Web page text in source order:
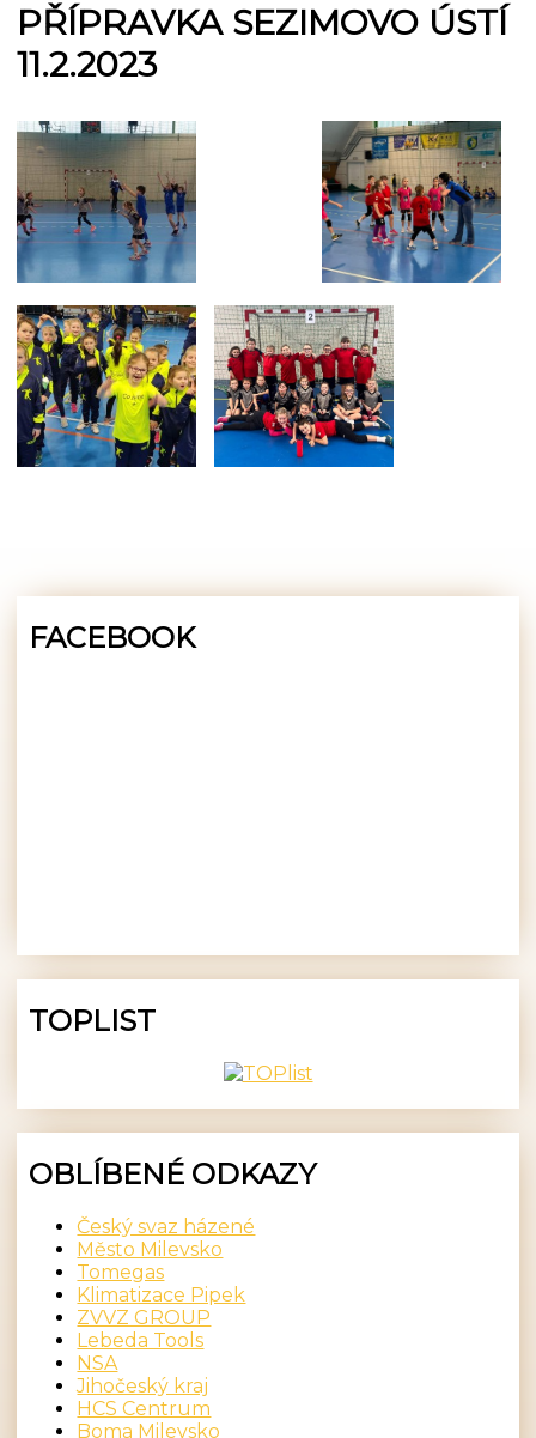
PŘÍPRAVKA SEZIMOVO ÚSTÍ
11.2.2023
FACEBOOK
TOPLIST
OBLÍBENÉ ODKAZY
Český svaz házené
Město Milevsko
Tomegas
Klimatizace Pipek
ZVVZ GROUP
Lebeda Tools
NSA
Jihočeský kraj
HCS Centrum
Boma Milevsko